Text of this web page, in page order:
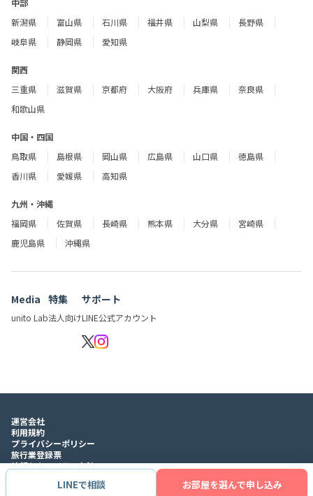
LINEで相談 お部屋を選んで申し込み
中部
新潟県
富山県 石川県 福井県 山梨県
長野県
岐阜県
静岡県 愛知県
関西
三重県
滋賀県 京都府 大阪府 兵庫県
奈良県
和歌山県
中国・四国
鳥取県
島根県 岡山県 広島県 山口県
徳島県
香川県
愛媛県 高知県
九州・沖縄
福岡県
佐賀県 長崎県 熊本県 大分県
宮崎県
鹿児島県
沖縄県
Media
unito Lab
特集
法人向け
サポート
LINE公式アカウント
運営会社
利用規約
プライバシーポリシー
旅行業登録票
情報セキュリティ方針